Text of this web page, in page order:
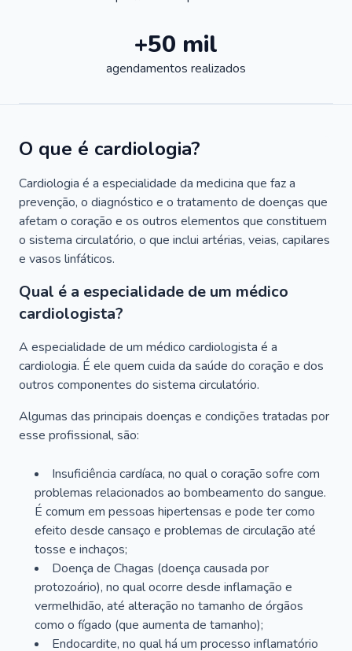
+50 mil
agendamentos realizados
O que é cardiologia?
Cardiologia é a especialidade da medicina que faz a
prevenção, o diagnóstico e o tratamento de doenças que
afetam o coração e os outros elementos que constituem
o sistema circulatório, o que inclui artérias, veias, capilares
e vasos linfáticos.
Qual é a especialidade de um médico
cardiologista?
A especialidade de um médico cardiologista é a
cardiologia. É ele quem cuida da saúde do coração e dos
outros componentes do sistema circulatório.
Algumas das principais doenças e condições tratadas por
esse profissional, são:
Insuficiência cardíaca, no qual o coração sofre com
problemas relacionados ao bombeamento do sangue.
É comum em pessoas hipertensas e pode ter como
efeito desde cansaço e problemas de circulação até
tosse e inchaços;
Doença de Chagas (doença causada por
protozoário), no qual ocorre desde inflamação e
vermelhidão, até alteração no tamanho de órgãos
como o fígado (que aumenta de tamanho);
Endocardite, no qual há um processo inflamatório